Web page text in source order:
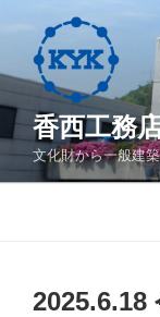
へ
香西工務
文化財から一般建
2025.6.18